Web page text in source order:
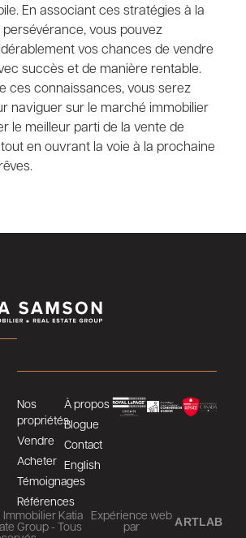
En associant ces stratégies à la
vous pouvez
vos chances de vendre
succès et de manière rentable.
ces connaissances, vous serez
naviguer sur le marché immobilier
le meilleur parti de la vente de
en ouvrant la voie à la prochaine
Nos
propriétés
Vendre
Acheter
Témoignages
Références
À propos
Blogue
Contact
English
Katia
Group - Tous
Expérience web
par ARTLAB